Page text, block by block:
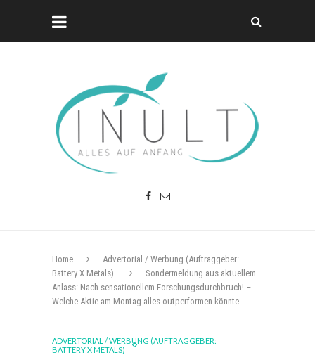
Home
Advertorial / Werbung (Auftraggeber:
Battery X Metals)
Sondermeldung aus aktuellem
Anlass: Nach sensationellem Forschungsdurchbruch! –
Welche Aktie am Montag alles outperformen könnte…
ADVERTORIAL / WERBUNG (AUFTRAGGEBER:
BATTERY X METALS)